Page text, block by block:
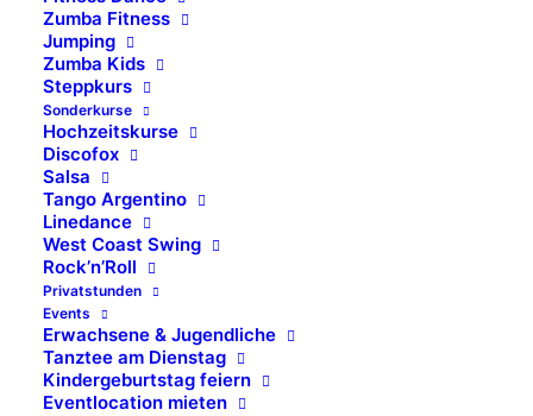
Zumba Fitness
Jumping
Zumba Kids
Steppkurs
Sonderkurse
Hochzeitskurse
Discofox
Salsa
Tango Argentino
Linedance
West Coast Swing
Rock’n’Roll
Privatstunden
Events
Erwachsene & Jugendliche
Tanztee am Dienstag
Kindergeburtstag feiern
Eventlocation mieten
Ludwigsburg. Einmal im Jahr lud sie alle
Prinzessinnen, Prinzen, Burgfräulein und
tapferen Ritter in ihr Schloss ein und sie
feiern ein gewaltiges Fest.
… Ja, liebe Eltern und Kids – und so findet
auch am 29. September ab 11:30 Uhr
wieder der „große Prinzessinnen-Tag“ in
der Tanzschule statt. Mit viel Glitzer an
den Wänden, mit Rosen auf den Tischen
und mit rosa Tüll, soweit das Auge reicht.
Um 11:30 Uhr öffnen sich die Tanzschul-
Tore, die jungen Prinzessinnen und
Prinzen stürmen in das Tanzschulschloss.